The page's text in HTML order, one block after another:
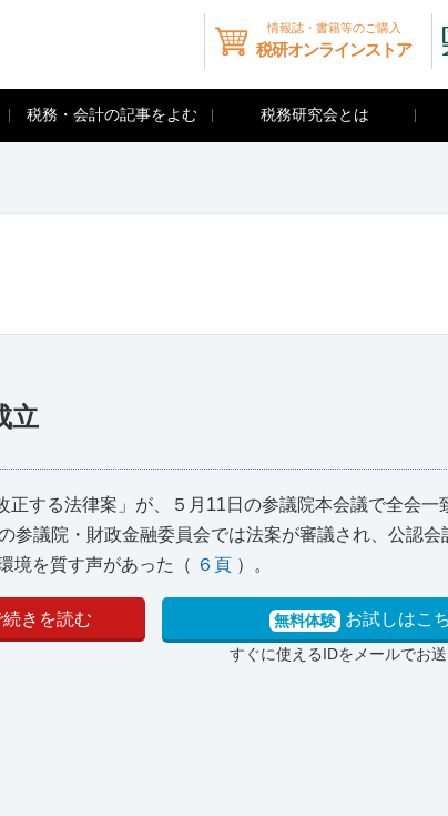
情報誌・書籍等のご購入
税研オンラインストア
税務・会計の記事をよむ 税務研究会とは
立
正する法律案」が、５月11日の参議院本会議で全会一
参議院・財政金融委員会では法案が審議され、公認会
境を質す声があった（ ６頁 ）。
きを読む 無料体験 お試しはこ
すぐに使えるIDをメールでお